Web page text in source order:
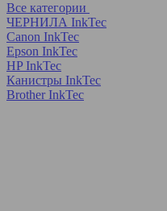
Все категории
ЧЕРНИЛА InkTec
Canon InkTec
Epson InkTec
HP InkTec
Канистры InkTec
Brother InkTec